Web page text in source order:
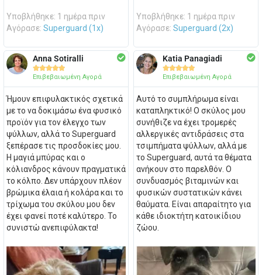
Υποβλήθηκε: 1 ημέρα πριν
Αγόρασε: Superguard (1x)
Anna Sotiralli

Επιβεβαιωμένη Αγορά
Ήμουν επιφυλακτικός σχετικά
με το να δοκιμάσω ένα φυσικό
προϊόν για τον έλεγχο των
ψύλλων, αλλά το Superguard
ξεπέρασε τις προσδοκίες μου.
Η μαγιά μπύρας και ο
κόλιανδρος κάνουν πραγματικά
το κόλπο. Δεν υπάρχουν πλέον
βρώμικα έλαια ή κολάρα και το
τρίχωμα του σκύλου μου δεν
έχει φανεί ποτέ καλύτερο. Το
συνιστώ ανεπιφύλακτα!
Υποβλήθηκε: 1 ημέρα πριν
Αγόρασε: Superguard (2x)
Katia Panagiadi

Επιβεβαιωμένη Αγορά
Αυτό το συμπλήρωμα είναι
καταπληκτικό! Ο σκύλος μου
συνήθιζε να έχει τρομερές
αλλεργικές αντιδράσεις στα
τσιμπήματα ψύλλων, αλλά με
το Superguard, αυτά τα θέματα
ανήκουν στο παρελθόν. Ο
συνδυασμός βιταμινών και
φυσικών συστατικών κάνει
θαύματα. Είναι απαραίτητο για
κάθε ιδιοκτήτη κατοικίδιου
ζώου.